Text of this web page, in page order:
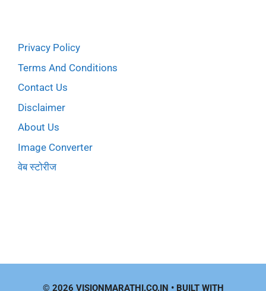
Privacy Policy
Terms And Conditions
Contact Us
Disclaimer
About Us
Image Converter
वेब स्टोरीज
© 2026 VISIONMARATHI.CO.IN • BUILT WITH